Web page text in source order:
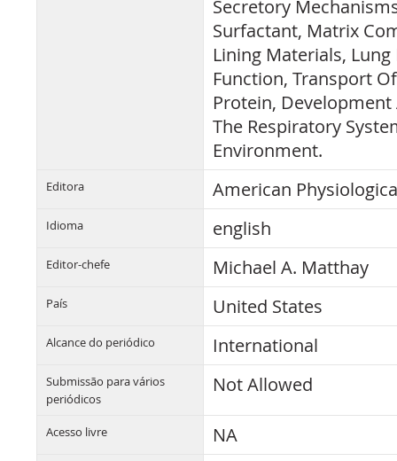
Secretory
Surfactant, Matrix
Lining Materials,
Function, Transport
Protein,
The Respiratory
Environment.
Editora American
Idioma english
Editor-chefe Michael A. Matthay
País United States
Alcance do periódico International
Submissão para vários
periódicos
Not Allowed
Acesso livre NA